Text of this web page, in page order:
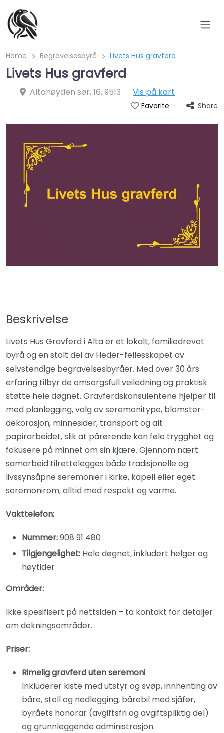
Home Begravelsesbyrå Livets Hus gravferd
Livets Hus gravferd
Altahøyden sør, 16,9513 Vis på kart
Favorite Share
Beskrivelse
Livets Hus Gravferd i Alta er et lokalt, familiedrevet
byrå og en stolt del av Heder-fellesskapet av
selvstendige begravelsesbyråer. Med over 30 års
erfaring tilbyr de omsorgsfull veiledning og praktisk
støtte hele døgnet. Gravferdskonsulentene hjelper til
med planlegging, valg av seremonitype, blomster­
dekorasjon, minnesider, transport og alt
papirarbeidet, slik at pårørende kan føle trygghet og
fokusere på minnet om sin kjære. Gjennom nært
samarbeid tilrettelegges både tradisjonelle og
livssynsåpne seremonier i kirke, kapell eller eget
seremonirom, alltid med respekt og varme.
Vakttelefon:
Nummer:908 91 480
Tilgjengelighet: Hele døgnet, inkludert helger og
høytider
Områder:
Ikke spesifisert på nettsiden – ta kontakt for detaljer
om dekningsområder.
Priser:
Rimelig gravferd uten seremoni
Inkluderer kiste med utstyr og svøp, innhenting av
båre, stell og nedlegging, bårebil med sjåfør,
byråets honorar (avgiftsfri og avgiftspliktig del)
og grunnleggende administrasjon.